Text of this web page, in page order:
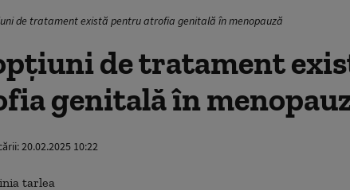
de tratament există pentru atrofia genitală în menopauză
de tratament
genitală în
20.02.2025 10:22